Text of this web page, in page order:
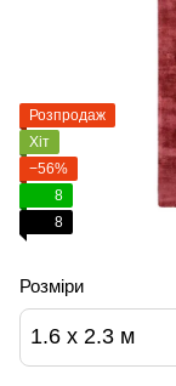
Розпродаж
Хіт
−56%
8
8
Розміри
1.6 х 2.3 м